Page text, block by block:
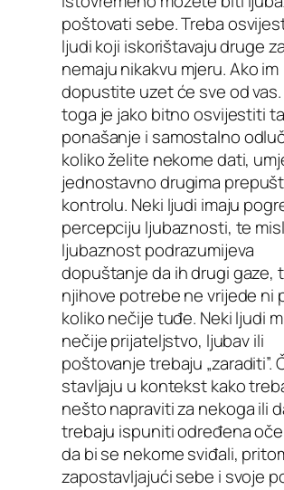
poštovati sebe. Treba
ljudi koji iskorištavaju druge
nemaju nikakvu mjeru. Ako im
dopustite uzet će sve od
toga je jako bitno osvijestiti
ponašanje i samostalno
koliko želite nekome dati,
jednostavno drugima
kontrolu. Neki ljudi imaju
percepciju ljubaznosti, te
ljubaznost podrazumijeva
dopuštanje da ih drugi gaze,
njihove potrebe ne vrijede ni
koliko nečije tuđe. Neki ljudi
nečije prijateljstvo, ljubav ili
poštovanje trebaju „zaraditi”.
stavljaju u kontekst kako
nešto napraviti za nekoga ili
trebaju ispuniti određena
da bi se nekome sviđali,
zapostavljajući sebe i svoje